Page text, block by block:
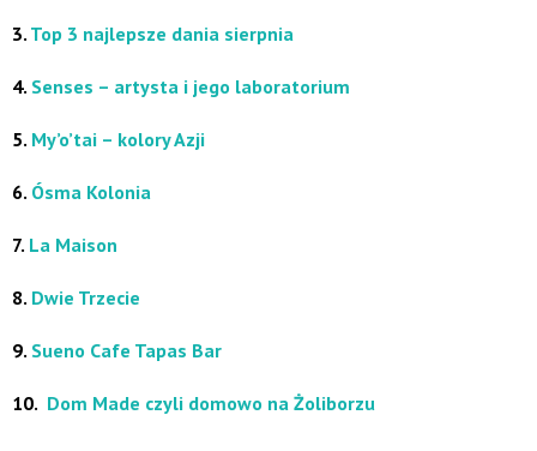
3. Top 3 najlepsze dania sierpnia
4. Senses – artysta i jego laboratorium
5. My’o’tai – kolory Azji
6. Ósma Kolonia
7. La Maison
8. Dwie Trzecie
9. Sueno Cafe Tapas Bar
10. Dom Made czyli domowo na Żoliborzu